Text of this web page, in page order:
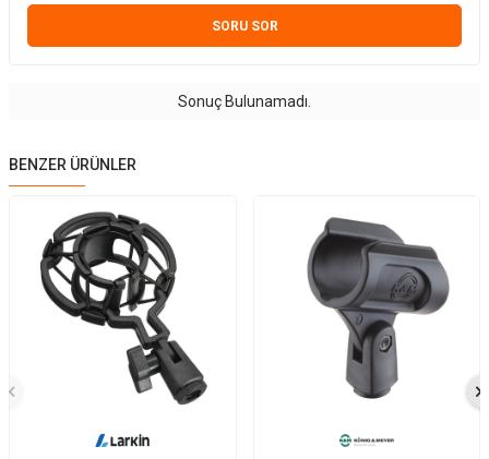
SORU SOR
Sonuç Bulunamadı.
BENZER ÜRÜNLER